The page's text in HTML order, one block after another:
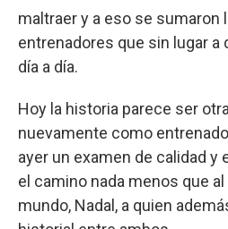
maltraer y a eso se sumaron
entrenadores que sin lugar a
día a día.
Hoy la historia parece ser
nuevamente como
ayer un examen de calidad y
el camino nada menos que al
mundo, Nadal, a quien